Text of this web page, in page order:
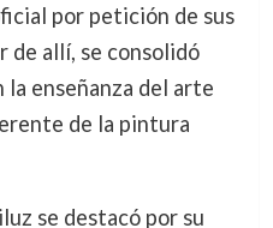
por petición de sus
de allí, se consolidó
la enseñanza del arte
de la pintura
se destacó por su